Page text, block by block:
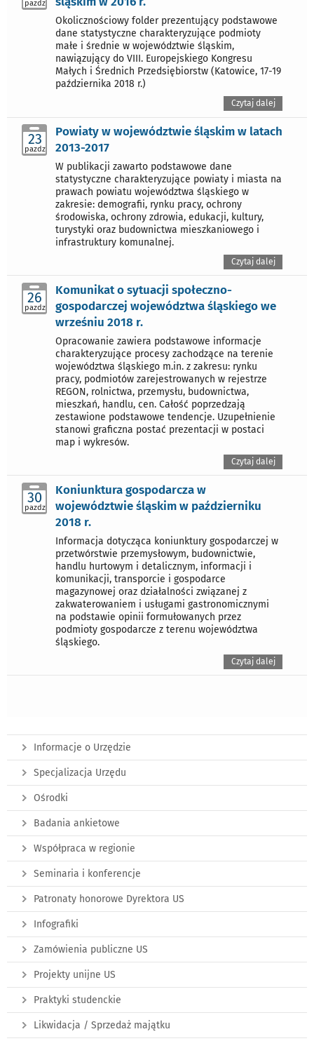
pazdz
Okolicznościowy folder prezentujący podstawowe
dane statystyczne charakteryzujące podmioty
małe i średnie w województwie śląskim,
nawiązujący do VIII. Europejskiego Kongresu
Małych i Średnich Przedsiębiorstw (Katowice, 17-19
października 2018 r.)
Czytaj dalej
23
pazdz
Powiaty w województwie śląskim w latach
2013-2017
W publikacji zawarto podstawowe dane
statystyczne charakteryzujące powiaty i miasta na
prawach powiatu województwa śląskiego w
zakresie: demografii, rynku pracy, ochrony
środowiska, ochrony zdrowia, edukacji, kultury,
turystyki oraz budownictwa mieszkaniowego i
infrastruktury komunalnej.
Czytaj dalej
26
pazdz
Komunikat o sytuacji społeczno-
gospodarczej województwa śląskiego we
wrześniu 2018 r.
Opracowanie zawiera podstawowe informacje
charakteryzujące procesy zachodzące na terenie
województwa śląskiego m.in. z zakresu: rynku
pracy, podmiotów zarejestrowanych w rejestrze
REGON, rolnictwa, przemysłu, budownictwa,
mieszkań, handlu, cen. Całość poprzedzają
zestawione podstawowe tendencje. Uzupełnienie
stanowi graficzna postać prezentacji w postaci
map i wykresów.
Czytaj dalej
30
pazdz
Koniunktura gospodarcza w
województwie śląskim w październiku
2018 r.
Informacja dotycząca koniunktury gospodarczej w
przetwórstwie przemysłowym, budownictwie,
handlu hurtowym i detalicznym, informacji i
komunikacji, transporcie i gospodarce
magazynowej oraz działalności związanej z
zakwaterowaniem i usługami gastronomicznymi
na podstawie opinii formułowanych przez
podmioty gospodarcze z terenu województwa
śląskiego.
Czytaj dalej
Informacje o Urzędzie
Specjalizacja Urzędu
Ośrodki
Badania ankietowe
Współpraca w regionie
Seminaria i konferencje
Patronaty honorowe Dyrektora US
Infografiki
Zamówienia publiczne US
Projekty unijne US
Praktyki studenckie
Likwidacja / Sprzedaż majątku